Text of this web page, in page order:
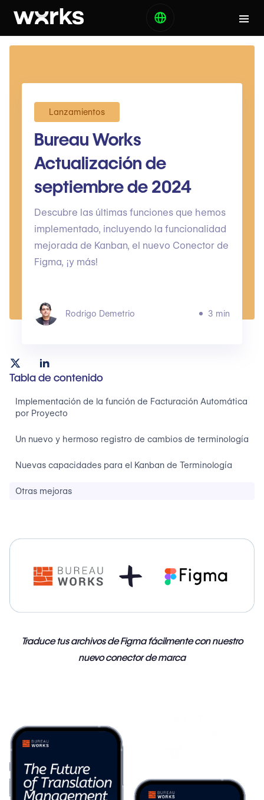
Lanzamientos
Bureau Works
Actualización de
septiembre de 2024
Descubre las últimas funciones que hemos
implementado, incluyendo la funcionalidad
mejorada de Kanban, el nuevo Conector de
Figma, ¡y más!
Rodrigo Demetrio 3 min
Tabla de contenido
Implementación de la función de Facturación Automática
por Proyecto
Un nuevo y hermoso registro de cambios de terminología
Nuevas capacidades para el Kanban de Terminología
Otras mejoras
Traduce tus archivos de Figma fácilmente con nuestro
nuevo conector de marca